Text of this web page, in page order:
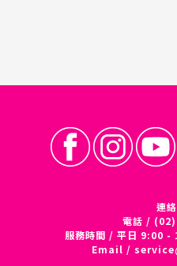
連
電話 /
服務時間 / 平日 9:00
Email /